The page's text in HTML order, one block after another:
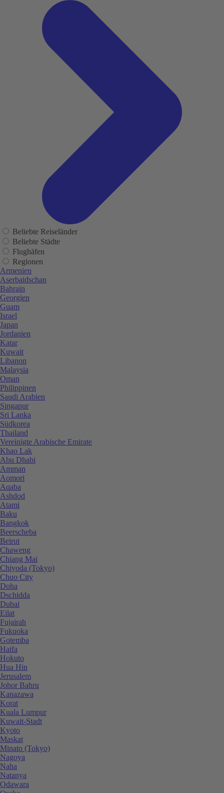
Beliebte Reiseländer
Beliebte Städte
Flughäfen
Regionen
Armenien
Aserbaidschan
Bahrain
Georgien
Guam
Israel
Japan
Jordanien
Katar
Kuwait
Libanon
Malaysia
Oman
Philippinen
Saudi Arabien
Singapur
Sri Lanka
Südkorea
Thailand
Vereinigte Arabische Emirate
Khao Lak
Abu Dhabi
Amman
Aomori
Aqaba
Ashdod
Atami
Baku
Bangkok
Beerscheba
Beirut
Chaweng
Chiang Mai
Chiyoda (Tokyo)
Chuo City
Doha
Dschidda
Dubai
Eilat
Fujairah
Fukuoka
Gotemba
Haifa
Hokuto
Hua Hin
Jerusalem
Johor Bahru
Kanazawa
Korat
Kuala Lumpur
Kuwait-Stadt
Kyoto
Maskat
Minato (Tokyo)
Nagoya
Naha
Natanya
Odawara